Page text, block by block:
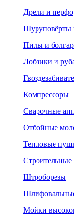
Дрели и
Шуруповёрты
Пилы и
Лобзики и
Компрессоры
Сварочные
Отбойные
Тепловые
Штроборезы
Мойки